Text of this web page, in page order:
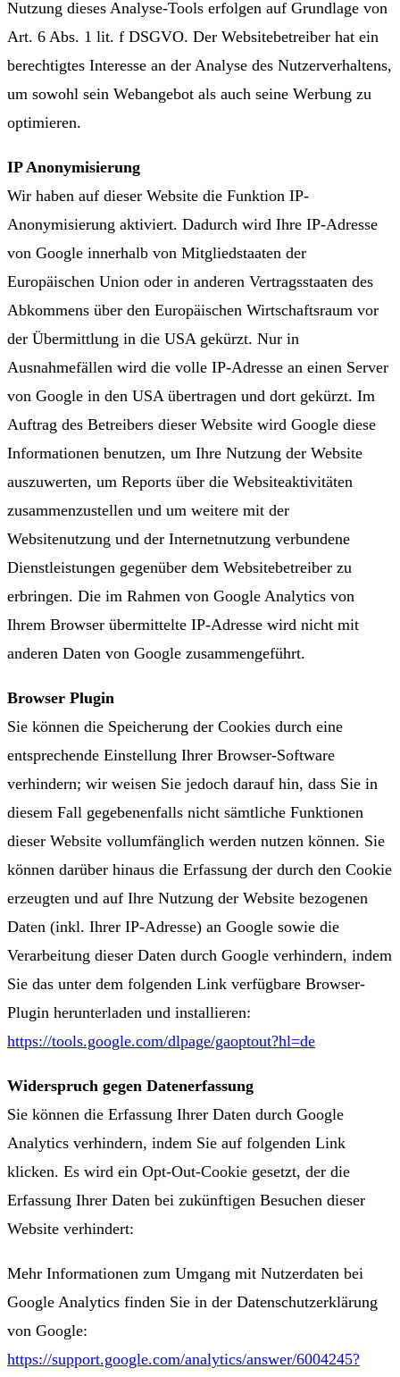
Nutzung dieses Analyse-Tools erfolgen auf Grundlage von
Art. 6 Abs. 1 lit. f DSGVO. Der Websitebetreiber hat ein
berechtigtes Interesse an der Analyse des Nutzerverhaltens,
um sowohl sein Webangebot als auch seine Werbung zu
optimieren.
IP Anonymisierung
Wir haben auf dieser Website die Funktion IP-
Anonymisierung aktiviert. Dadurch wird Ihre IP-Adresse
von Google innerhalb von Mitgliedstaaten der
Europäischen Union oder in anderen Vertragsstaaten des
Abkommens über den Europäischen Wirtschaftsraum vor
der Übermittlung in die USA gekürzt. Nur in
Ausnahmefällen wird die volle IP-Adresse an einen Server
von Google in den USA übertragen und dort gekürzt. Im
Auftrag des Betreibers dieser Website wird Google diese
Informationen benutzen, um Ihre Nutzung der Website
auszuwerten, um Reports über die Websiteaktivitäten
zusammenzustellen und um weitere mit der
Websitenutzung und der Internetnutzung verbundene
Dienstleistungen gegenüber dem Websitebetreiber zu
erbringen. Die im Rahmen von Google Analytics von
Ihrem Browser übermittelte IP-Adresse wird nicht mit
anderen Daten von Google zusammengeführt.
Browser Plugin
Sie können die Speicherung der Cookies durch eine
entsprechende Einstellung Ihrer Browser-Software
verhindern; wir weisen Sie jedoch darauf hin, dass Sie in
diesem Fall gegebenenfalls nicht sämtliche Funktionen
dieser Website vollumfänglich werden nutzen können. Sie
können darüber hinaus die Erfassung der durch den Cookie
erzeugten und auf Ihre Nutzung der Website bezogenen
Daten (inkl. Ihrer IP-Adresse) an Google sowie die
Verarbeitung dieser Daten durch Google verhindern, indem
Sie das unter dem folgenden Link verfügbare Browser-
Plugin herunterladen und installieren:
https://tools.google.com/dlpage/gaoptout?hl=de
Widerspruch gegen Datenerfassung
Sie können die Erfassung Ihrer Daten durch Google
Analytics verhindern, indem Sie auf folgenden Link
klicken. Es wird ein Opt-Out-Cookie gesetzt, der die
Erfassung Ihrer Daten bei zukünftigen Besuchen dieser
Website verhindert:
Mehr Informationen zum Umgang mit Nutzerdaten bei
Google Analytics finden Sie in der Datenschutzerklärung
von Google:
https://support.google.com/analytics/answer/6004245?